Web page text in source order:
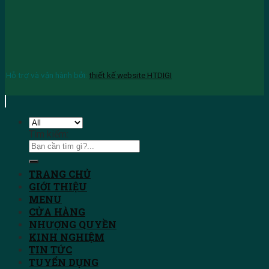
Hỗ trợ và vận hành bởi: thiết kế website HTDIGI
Tìm kiếm:
TRANG CHỦ
GIỚI THIỆU
MENU
CỬA HÀNG
NHƯỢNG QUYỀN
KINH NGHIỆM
TIN TỨC
TUYỂN DỤNG